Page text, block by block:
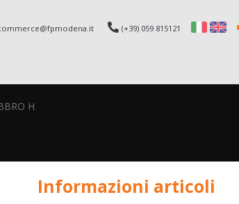
(+39) 059 815121
H
Informazioni articoli